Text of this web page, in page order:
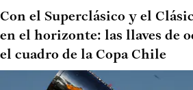
Con el Superclásico y el
en el horizonte: las llaves de
el cuadro de la Copa Chile